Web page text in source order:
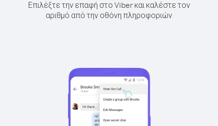
Επιλέξτε την επαφή στο Viber και καλέστε τον
αριθμό από την οθόνη πληροφοριών